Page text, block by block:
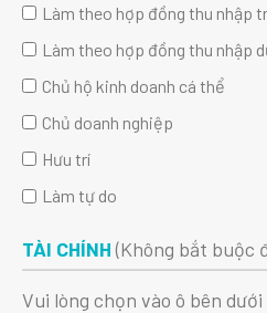
Làm theo hợp đồng thu nhập
Làm theo hợp đồng thu nhập
Chủ hộ kinh doanh cá thể
Chủ doanh nghiệp
Hưu trí
Làm tự do
TÀI CHÍNH(Không bắt buộc
Vui lòng chọn vào ô bên